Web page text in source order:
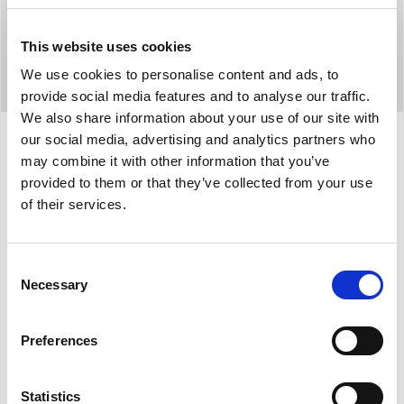
This website uses cookies
We use cookies to personalise content and ads, to
provide social media features and to analyse our traffic.
We also share information about your use of our site with
our social media, advertising and analytics partners who
may combine it with other information that you’ve
provided to them or that they’ve collected from your use
of their services.
Selection
Necessary
Preferences
Statistics
Προδιαγραφές
Έκδοση με αυτόματο έλεγχο CXVA 280
Λειτουργία ενίσχυσης.
λειτουργίας.
Έλεγχος by-pass